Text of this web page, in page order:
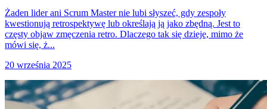
Żaden lider ani Scrum Master nie lubi słyszeć, gdy zespoły
kwestionują retrospektywę lub określają ją jako zbędną. Jest to
częsty objaw zmęczenia retro. Dlaczego tak się dzieje, mimo że
mówi się, ż...
20 września 2025